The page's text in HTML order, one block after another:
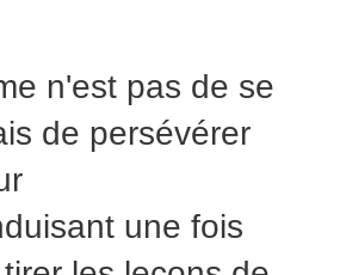
n'est pas de se
de persévérer
une fois